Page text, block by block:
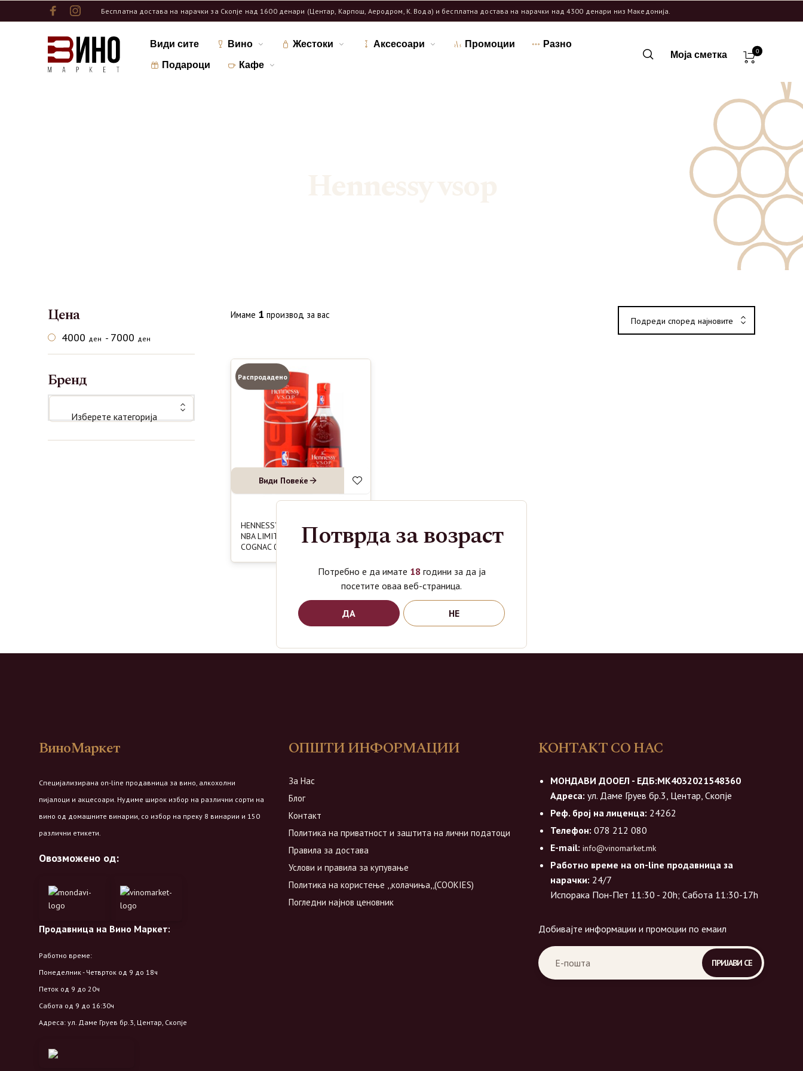
Бесплатна достава на нарачки за Скопје над 1600 денари (Центар, Карпош, Аеродром, К. Вода) и бесплатна достава на нарачки над 4300 денари низ Македонија.
Види сите Вино Жестоки Аксесоари Промоции Разно
Подароци Кафе
Моја сметка 0
Цена
4000 ден - 7000 ден
Бренд
Изберете категорија
Имаме 1 производ за вас
Подреди според најновите
Распродадено
Види Повеќе
HENNESSY VSOP
NBA LIMITED
COGNAC 0.7L
5190
ВиноМаркет
Специјализирана on-line продавница за вино, алкохолни
пијалоци и акцесоари. Нудиме широк избор на различни сорти на
вино од домашните винарии, со избор на преку 8 винарии и 150
различни етикети.
Овозможено од:
Продавница на Вино Маркет:
Работно време:
Понеделник - Четврток од 9 до 18ч
Петок од 9 до 20ч
Сабота од 9 до 16:30ч
Адреса: ул. Даме Груев бр.3, Центар, Скопје
ОПШТИ ИНФОРМАЦИИ
За Нас
Блог
Контакт
Политика на приватност и заштита на лични податоци
Правила за достава
Услови и правила за купување
Политика на користење ,,колачиња,,(COOKIES)
Погледни најнов ценовник
КОНТАКТ СО НАС
МОНДАВИ ДООЕЛ - ЕДБ:МК4032021548360
Адреса: ул. Даме Груев бр.3, Центар, Скопје
Реф. број на лиценца: 24262
Телефон: 078 212 080
E-mail: info@vinomarket.mk
Работно време на on-line продавница за
нарачки: 24/7
Испорака Пон-Пет 11:30 - 20h; Сабота 11:30-17h
Добивајте информации и промоции по емаил
Потврда за возраст
Потребно е да имате 18 години за да ја
посетите оваа веб-страница.
ДА НЕ